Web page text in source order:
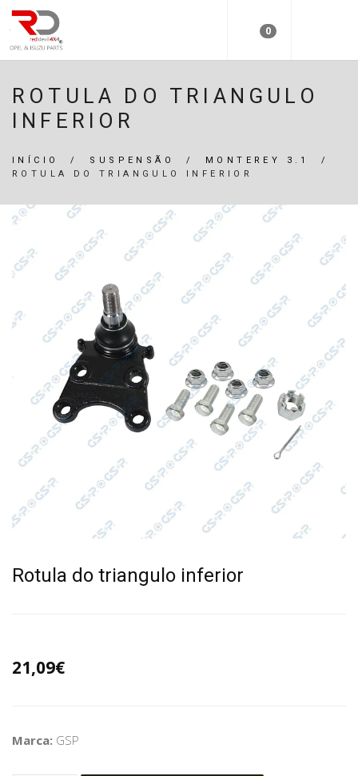
0
ROTULA DO TRIANGULO
INFERIOR
INÍCIO / SUSPENSÃO / MONTEREY 3.1
/
ROTULA DO TRIANGULO INFERIOR
Rotula do triangulo inferior
21,09€
Marca: GSP